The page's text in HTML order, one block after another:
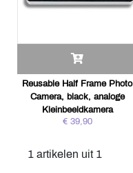
Reusable Half Frame Photo
Camera, black, analoge
Kleinbeeldkamera
€ 39,90
1 artikelen uit 1